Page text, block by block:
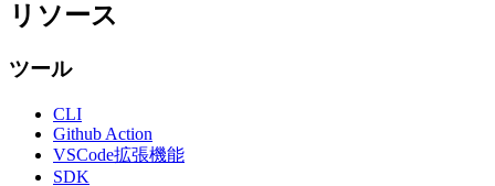
リソース
ツール
CLI
Github Action
VSCode拡張機能
SDK